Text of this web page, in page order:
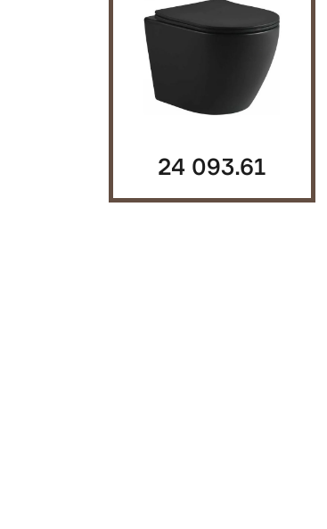
24 093.61